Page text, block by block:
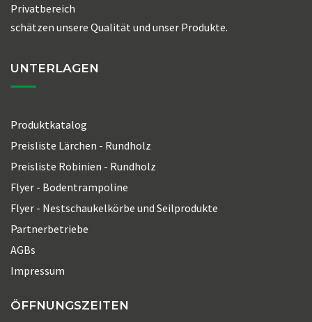
Privatbereich
schätzen unsere Qualität und unser Produkte.
UNTERLAGEN
Produktkatalog
Preisliste Lärchen - Rundholz
Preisliste Robinien - Rundholz
Flyer - Bodentrampoline
Flyer - Nestschaukelkörbe und Seilprodukte
Partnerbetriebe
AGBs
Impressum
ÖFFNUNGSZEITEN